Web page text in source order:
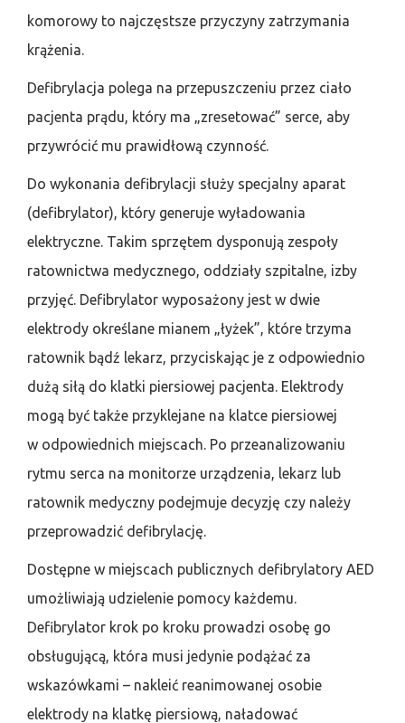
komorowy to najczęstsze przyczyny zatrzymania
krążenia.
Defibrylacja polega na przepuszczeniu przez ciało
pacjenta prądu, który ma „zresetować” serce, aby
przywrócić mu prawidłową czynność.
Do wykonania defibrylacji służy specjalny aparat
(defibrylator), który generuje wyładowania
elektryczne. Takim sprzętem dysponują zespoły
ratownictwa medycznego, oddziały szpitalne, izby
przyjęć. Defibrylator wyposażony jest w dwie
elektrody określane mianem „łyżek”, które trzyma
ratownik bądź lekarz, przyciskając je z odpowiednio
dużą siłą do klatki piersiowej pacjenta. Elektrody
mogą być także przyklejane na klatce piersiowej
w odpowiednich miejscach. Po przeanalizowaniu
rytmu serca na monitorze urządzenia, lekarz lub
ratownik medyczny podejmuje decyzję czy należy
przeprowadzić defibrylację.
Dostępne w miejscach publicznych defibrylatory AED
umożliwiają udzielenie pomocy każdemu.
Defibrylator krok po kroku prowadzi osobę go
obsługującą, która musi jedynie podążać za
wskazówkami – nakleić reanimowanej osobie
elektrody na klatkę piersiową, naładować